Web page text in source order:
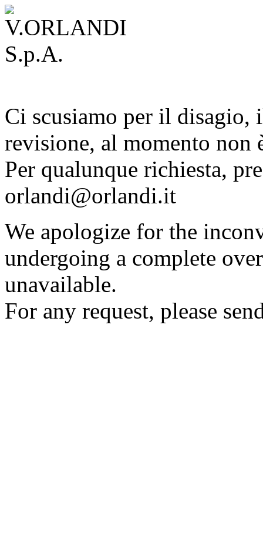
Ci scusiamo per il disagio,
revisione, al momento non
Per qualunque richiesta,
orlandi@orlandi.it
We apologize for the
undergoing a complete
unavailable.
For any request, please